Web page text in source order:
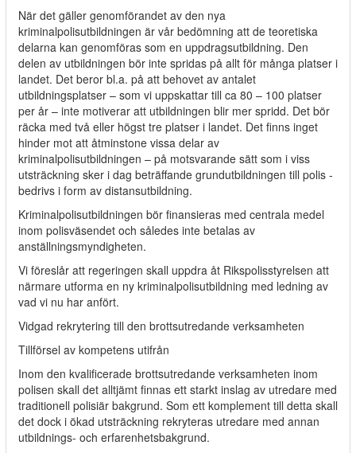
När det gäller genomförandet av den nya
kriminalpolisutbildningen är vår bedömning att de teoretiska
delarna kan genomföras som en uppdragsutbildning. Den
delen av utbildningen bör inte spridas på allt för många platser i
landet. Det beror bl.a. på att behovet av antalet
utbildningsplatser – som vi uppskattar till ca 80 – 100 platser
per år – inte motiverar att utbildningen blir mer spridd. Det bör
räcka med två eller högst tre platser i landet. Det finns inget
hinder mot att åtminstone vissa delar av
kriminalpolisutbildningen – på motsvarande sätt som i viss
utsträckning sker i dag beträffande grundutbildningen till polis -
bedrivs i form av distansutbildning.
Kriminalpolisutbildningen bör finansieras med centrala medel
inom polisväsendet och således inte betalas av
anställningsmyndigheten.
Vi föreslår att regeringen skall uppdra åt Rikspolisstyrelsen att
närmare utforma en ny kriminalpolisutbildning med ledning av
vad vi nu har anfört.
Vidgad rekrytering till den brottsutredande verksamheten
Tillförsel av kompetens utifrån
Inom den kvalificerade brottsutredande verksamheten inom
polisen skall det alltjämt finnas ett starkt inslag av utredare med
traditionell polisiär bakgrund. Som ett komplement till detta skall
det dock i ökad utsträckning rekryteras utredare med annan
utbildnings- och erfarenhetsbakgrund.